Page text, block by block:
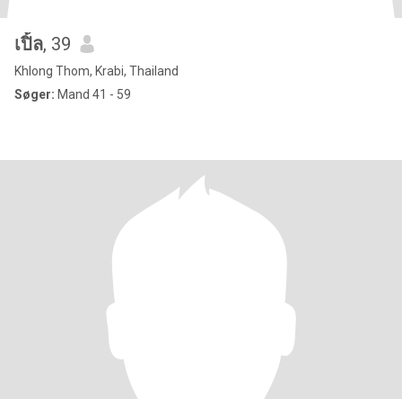
เปิ้ล, 39
Khlong Thom, Krabi, Thailand
Søger: Mand 41 - 59